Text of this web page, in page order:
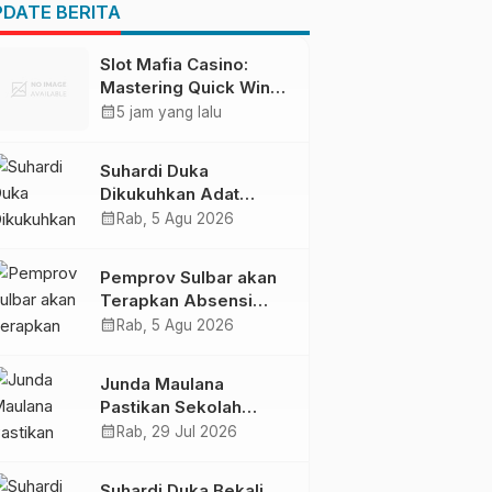
BERITA
Slot Mafia Casino:
Mastering Quick Wins
on a High‑Intensity
calendar_month5 jam yang lalu
Suhardi Duka
Dikukuhkan Adat
Balanipa, Raih Gelar
calendar_month Rab, 5 Agu 2026
Pemprov Sulbar akan
Terapkan Absensi
Online untuk ASN
calendar_month Rab, 5 Agu 2026
Junda Maulana
Pastikan Sekolah
Rakyat Mamuju Siap
calendar_month Rab, 29 Jul 2026